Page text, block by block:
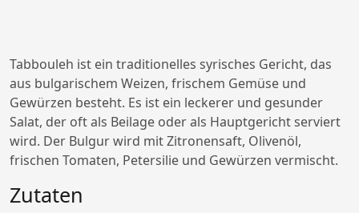
Tabbouleh ist ein traditionelles syrisches Gericht, das
aus bulgarischem Weizen, frischem Gemüse und
Gewürzen besteht. Es ist ein leckerer und gesunder
Salat, der oft als Beilage oder als Hauptgericht serviert
wird. Der Bulgur wird mit Zitronensaft, Olivenöl,
frischen Tomaten, Petersilie und Gewürzen vermischt.
Zutaten